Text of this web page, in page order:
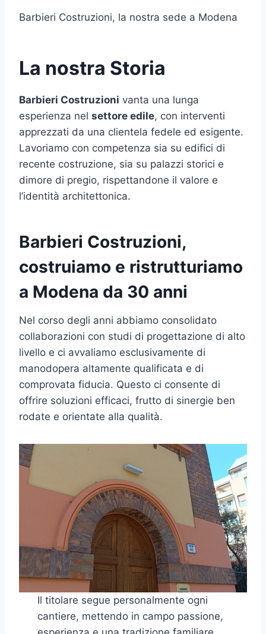
Barbieri Costruzioni, la nostra sede a Modena
La nostra Storia
Barbieri Costruzioni vanta una lunga
esperienza nel settore edile, con interventi
apprezzati da una clientela fedele ed esigente.
Lavoriamo con competenza sia su edifici di
recente costruzione, sia su palazzi storici e
dimore di pregio, rispettandone il valore e
l’identità architettonica.
Barbieri Costruzioni,
costruiamo e ristrutturiamo
a Modena da 30 anni
Nel corso degli anni abbiamo consolidato
collaborazioni con studi di progettazione di alto
livello e ci avvaliamo esclusivamente di
manodopera altamente qualificata e di
comprovata fiducia. Questo ci consente di
offrire soluzioni efficaci, frutto di sinergie ben
rodate e orientate alla qualità.
Il titolare segue personalmente ogni
cantiere, mettendo in campo passione,